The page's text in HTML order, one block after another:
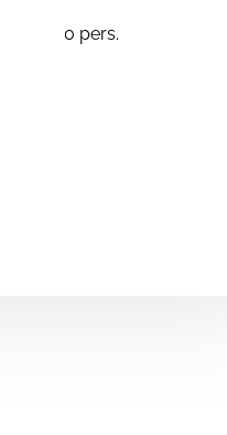
0 pers.